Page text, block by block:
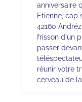
anniversaire
Etienne, cap
42160
frisson d'un
passer
réunir votre
cerveau de